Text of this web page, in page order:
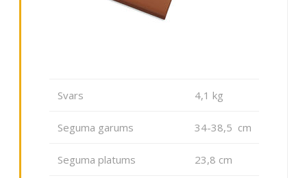
Svars 4,1 kg
Seguma garums 34-38,5 cm
Seguma platums 23,8 cm